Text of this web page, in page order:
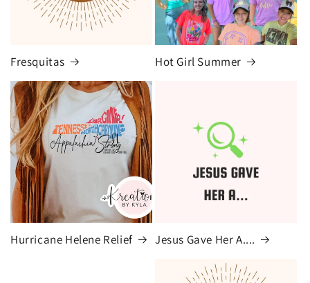
Fresquitas Hot Girl Summer
Hurricane Helene Relief Jesus Gave Her A....